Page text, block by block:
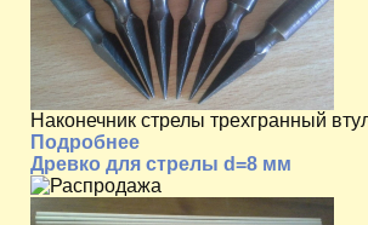
Наконечник стрелы трехгранный
Подробнее
Древко для стрелы d=8 мм